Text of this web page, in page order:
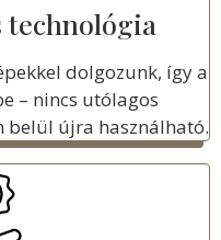
technológia
dolgozunk, így a
– nincs utólagos
belül újra használható.